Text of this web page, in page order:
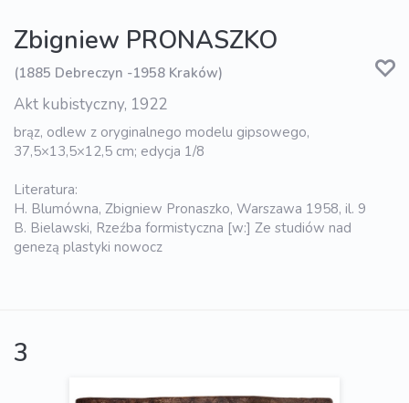
Zbigniew PRONASZKO
(1885 Debreczyn -1958 Kraków)
Akt kubistyczny, 1922
brąz, odlew z oryginalnego modelu gipsowego,
37,5×13,5×12,5 cm; edycja 1/8
Literatura:
H. Blumówna, Zbigniew Pronaszko, Warszawa 1958, il. 9
B. Bielawski, Rzeźba formistyczna [w:] Ze studiów nad
genezą plastyki nowocz
3